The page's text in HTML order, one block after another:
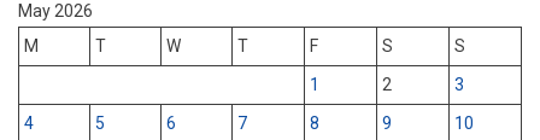
May 2026
M
T W T F S
S
1
2
3
4
5 6 7 8 9
10